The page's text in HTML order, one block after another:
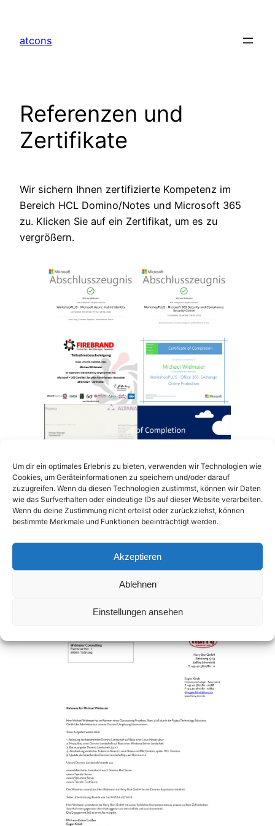
Um dir ein optimales Erlebnis zu bieten, verwenden wir Technologien wie
Cookies, um Geräteinformationen zu speichern und/oder darauf
zuzugreifen. Wenn du diesen Technologien zustimmst, können wir Daten
wie das Surfverhalten oder eindeutige IDs auf dieser Website verarbeiten.
Wenn du deine Zustimmung nicht erteilst oder zurückziehst, können
bestimmte Merkmale und Funktionen beeinträchtigt werden.
Akzeptieren
Ablehnen
Einstellungen ansehen
springen
atcons
Referenzen und
Zertifikate
Wir sichern Ihnen zertifizierte Kompetenz im
Bereich HCL Domino/Notes und Microsoft 365
zu. Klicken Sie auf ein Zertifikat, um es zu
vergrößern.